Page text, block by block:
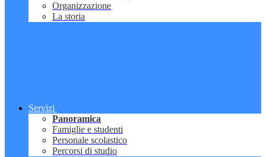
Organizzazione
La storia
Servizi
Panoramica
Famiglie e studenti
Personale scolastico
Percorsi di studio